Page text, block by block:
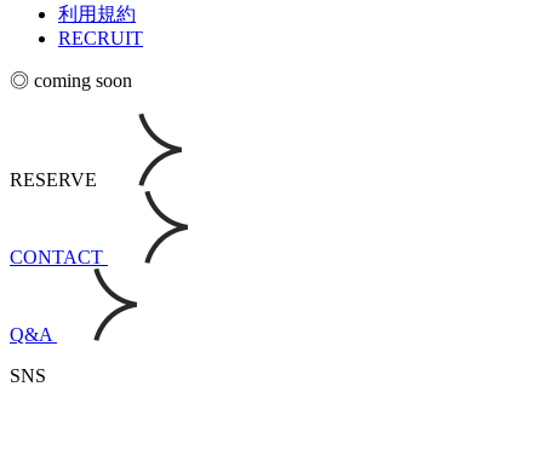
利用規約
RECRUIT
◎ coming soon
RESERVE
CONTACT
Q&A
SNS